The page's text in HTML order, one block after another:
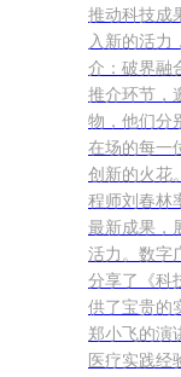
推动科技成
入新的活力
介：破界融
推介环节，
物，他们分
在场的每一
创新的火花
程师刘春林
最新成果，
活力。数字
分享了《科
供了宝贵的
郑小飞的演
医疗实践经